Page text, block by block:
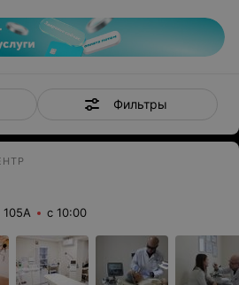
Фильтры
105А с 10:00